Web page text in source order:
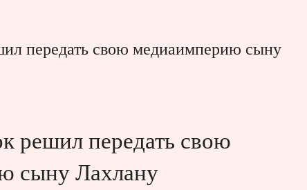
передать свою медиаимперию сыну
решил передать свою
сыну Лахлану